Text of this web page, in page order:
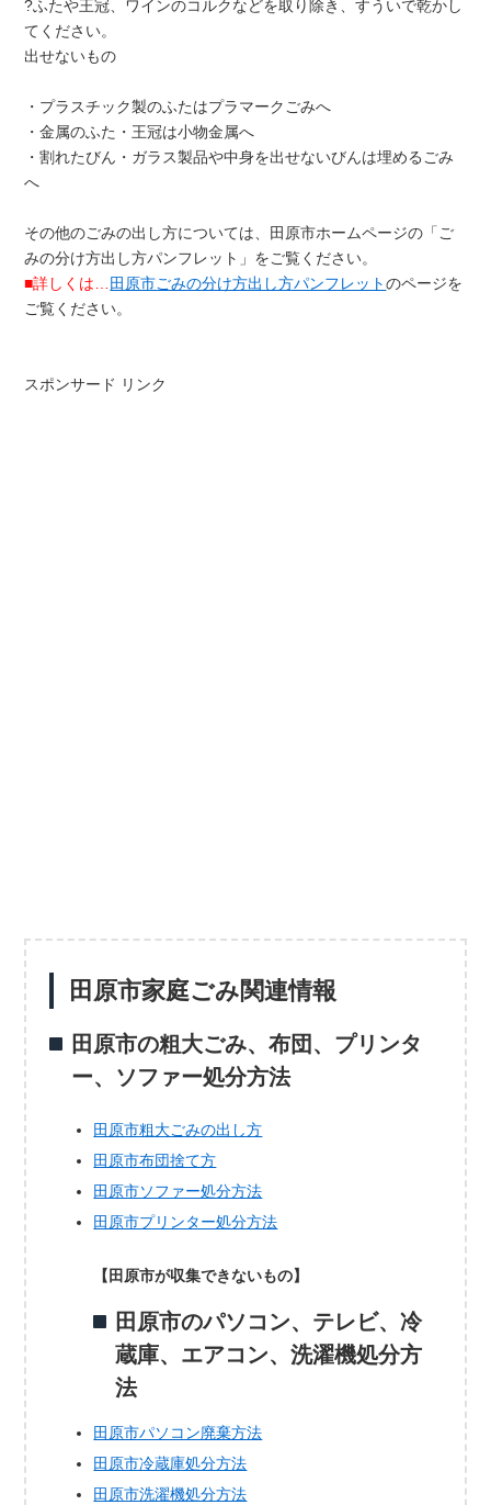
?ふたや王冠、ワインのコルクなどを取り除き、すういで乾かし
てください。
出せないもの
・プラスチック製のふたはプラマークごみへ
・金属のふた・王冠は小物金属へ
・割れたびん・ガラス製品や中身を出せないびんは埋めるごみ
へ
その他のごみの出し方については、田原市ホームページの「ご
みの分け方出し方パンフレット」をご覧ください。
■詳しくは…
田原市ごみの分け方出し方パンフレットのページを
ご覧ください。
スポンサード リンク
田原市家庭ごみ関連情報
田原市の粗大ごみ、布団、プリンタ
ー、ソファー処分方法
田原市粗大ごみの出し方
田原市布団捨て方
田原市ソファー処分方法
田原市プリンター処分方法
【田原市が収集できないもの】
田原市のパソコン、テレビ、冷
蔵庫、エアコン、洗濯機処分方
法
田原市パソコン廃棄方法
田原市冷蔵庫処分方法
田原市洗濯機処分方法